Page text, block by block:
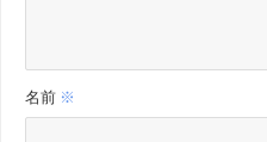
名前 ※